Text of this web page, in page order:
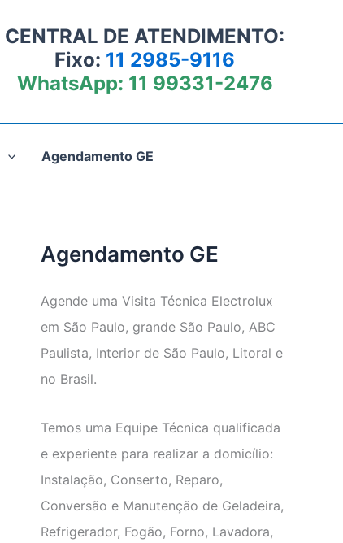
CENTRAL DE ATENDIMENTO:
Fixo: 11 2985-9116
WhatsApp: 11 99331-2476
Agendamento GE
Agendamento GE
Agende uma Visita Técnica Electrolux
em São Paulo, grande São Paulo, ABC
Paulista, Interior de São Paulo, Litoral e
no Brasil.
Temos uma Equipe Técnica qualificada
e experiente para realizar a domicílio:
Instalação, Conserto, Reparo,
Conversão e Manutenção de Geladeira,
Refrigerador, Fogão, Forno, Lavadora,